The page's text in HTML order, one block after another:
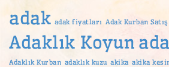
adak adak fiyatları Adak Kurban
Adaklık Koyun
Adaklık Kurban adaklık kuzu akika akika